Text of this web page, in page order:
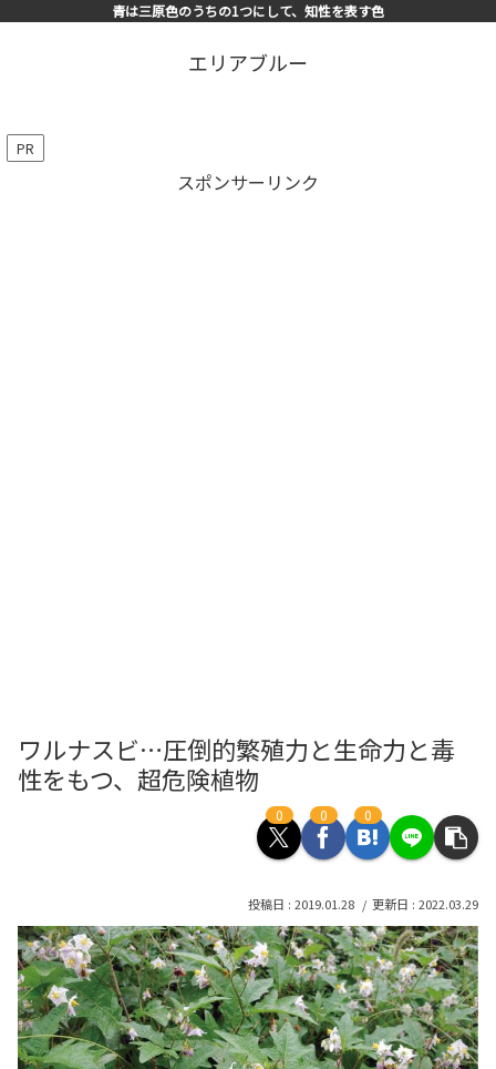
青は三原色のうちの1つにして、知性を表す色
エリアブルー
PR
スポンサーリンク
ワルナスビ…圧倒的繁殖力と生命力と毒
性をもつ、超危険植物
0 0 0
2019.01.28 2022.03.29